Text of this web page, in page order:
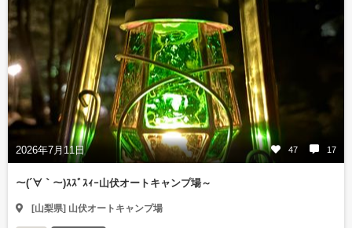
2026年7月11日 47 17
～(´∀｀～)ｽｽﾞｽｨｰ山伏オートキャンプ場～
[山梨県] 山伏オートキャンプ場